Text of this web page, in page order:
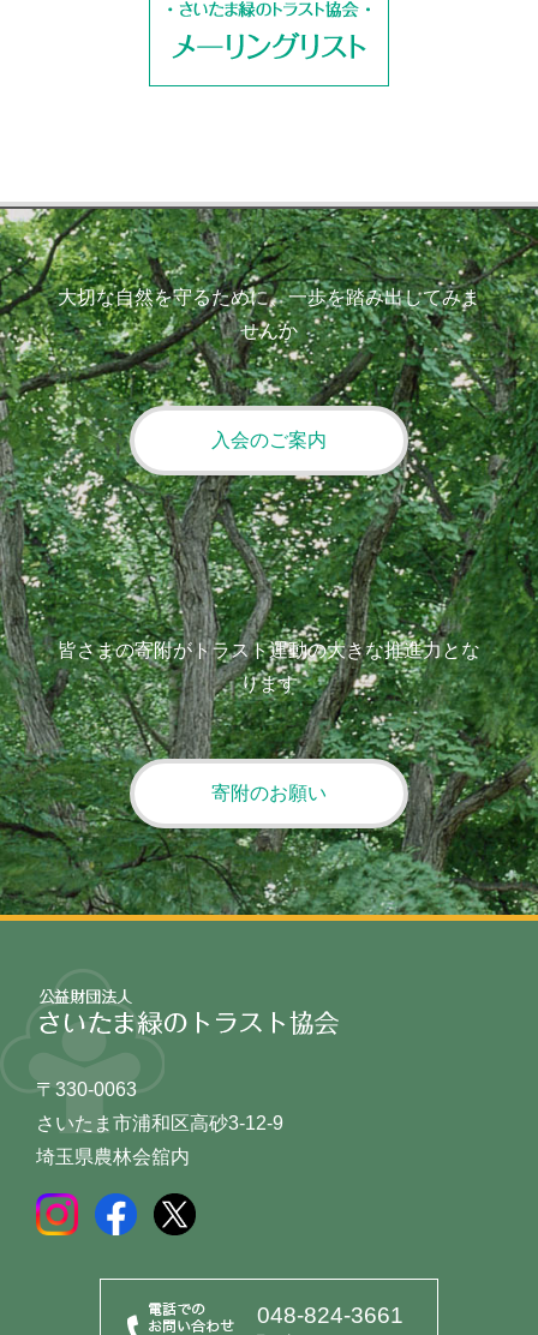
大切な自然を守るために、一歩を踏み出してみま
せんか
入会のご案内
皆さまの寄附がトラスト運動の大きな推進力とな
ります
寄附のお願い
〒330-0063
さいたま市浦和区高砂3-12-9
埼玉県農林会舘内
048-824-3661